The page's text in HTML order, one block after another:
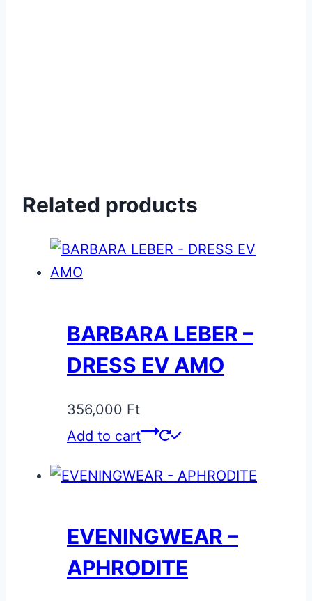
Related products
BARBARA LEBER –
DRESS EV AMO
356,000 Ft
Add to cart
EVENINGWEAR –
APHRODITE